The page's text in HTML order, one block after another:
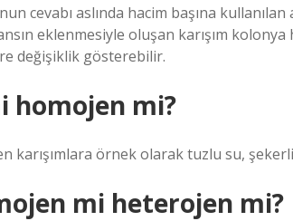
cevabı aslında hacim başına
eklenmesiyle oluşan karışım
değişiklik gösterebilir.
homojen mi?
karışımlara örnek olarak tuzlu su,
mi heterojen mi?